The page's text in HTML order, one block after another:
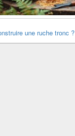
une ruche tronc ?